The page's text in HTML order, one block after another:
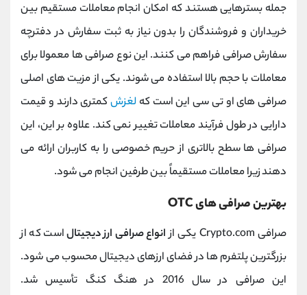
جمله بسترهایی هستند که امکان انجام معاملات مستقیم بین
خریداران و فروشندگان را بدون نیاز به ثبت سفارش در دفترچه
سفارش صرافی فراهم می کنند. این نوع صرافی ها معمولا برای
معاملات با حجم بالا استفاده می شوند. یکی از مزیت های اصلی
صرافی های او تی سی این است که لغزشکمتری دارند و قیمت
دارایی در طول فرآیند معاملات تغییر نمی کند. علاوه بر این، این
صرافی ها سطح بالاتری از حریم خصوصی را به کاربران ارائه می
دهند زیرا معاملات مستقیماً بین طرفین انجام می شود.
بهترین صرافی های OTC
صرافی Crypto.com یکی از انواع صرافی ارز دیجیتالاست که از
بزرگترین پلتفرم ‌ها در فضای ارزهای دیجیتال محسوب می شود.
این صرافی در سال 2016 در هنگ کنگ تأسیس شد.